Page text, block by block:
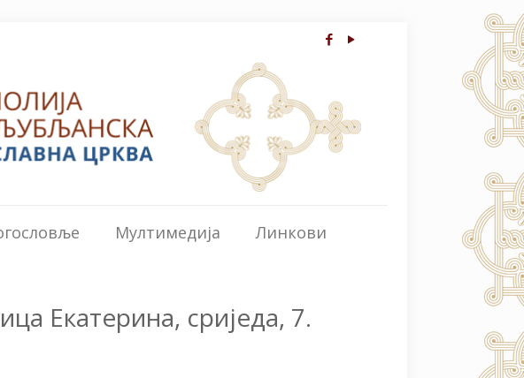
Мултимедија Линкови
Екатерина, сриједа, 7.